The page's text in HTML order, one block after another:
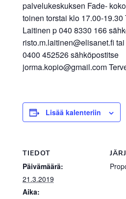
palvelukeskuksen Fade-
toinen torstai klo 17.00-
Laitinen p 040 8330 166
risto.m.laitinen@elisanet.fi
0400 452526 sähköpostitse
jorma.kopio@gmail.com
Lisää kalenteriin
TIEDOT
Päivämäärä:
21.3.2019
Aika: